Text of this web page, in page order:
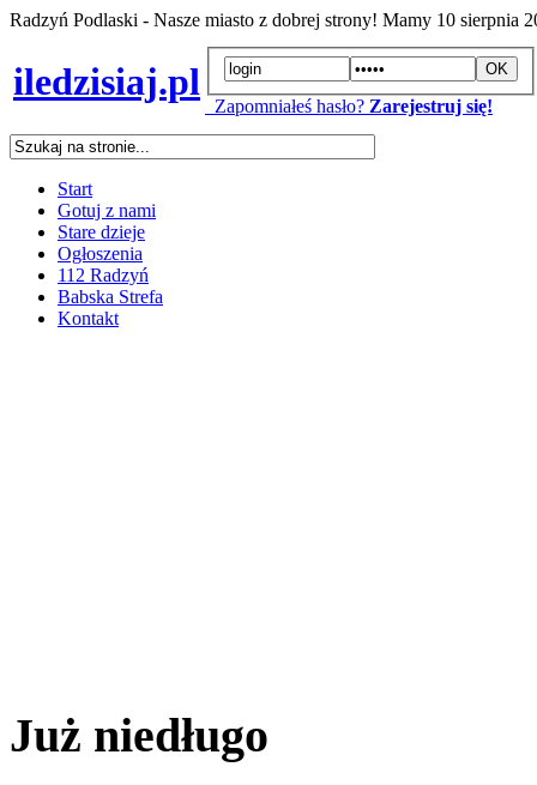
Radzyń Podlaski - Nasze miasto z dobrej strony! Mamy 10 sierpnia
iledzisiaj.pl
Zapomniałeś hasło? Zarejestruj się!
Start
Gotuj z nami
Stare dzieje
Ogłoszenia
112 Radzyń
Babska Strefa
Kontakt
Już niedługo